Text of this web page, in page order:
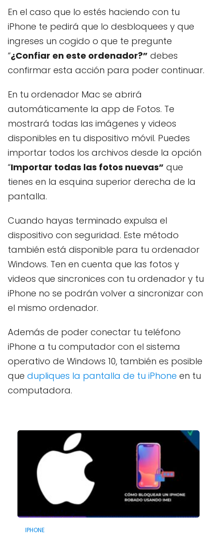
En el caso que lo estés haciendo con tu
iPhone te pedirá que lo desbloquees y que
ingreses un cogido o que te pregunte
“¿Confiar en este ordenador?” debes
confirmar esta acción para poder continuar.
En tu ordenador Mac se abrirá
automáticamente la app de Fotos. Te
mostrará todas las imágenes y videos
disponibles en tu dispositivo móvil. Puedes
importar todos los archivos desde la opción
“Importar todas las fotos nuevas” que
tienes en la esquina superior derecha de la
pantalla.
Cuando hayas terminado expulsa el
dispositivo con seguridad. Este método
también está disponible para tu ordenador
Windows. Ten en cuenta que las fotos y
videos que sincronices con tu ordenador y tu
iPhone no se podrán volver a sincronizar con
el mismo ordenador.
Además de poder conectar tu teléfono
iPhone a tu computador con el sistema
operativo de Windows 10, también es posible
que dupliques la pantalla de tu iPhone en tu
computadora.
IPHONE